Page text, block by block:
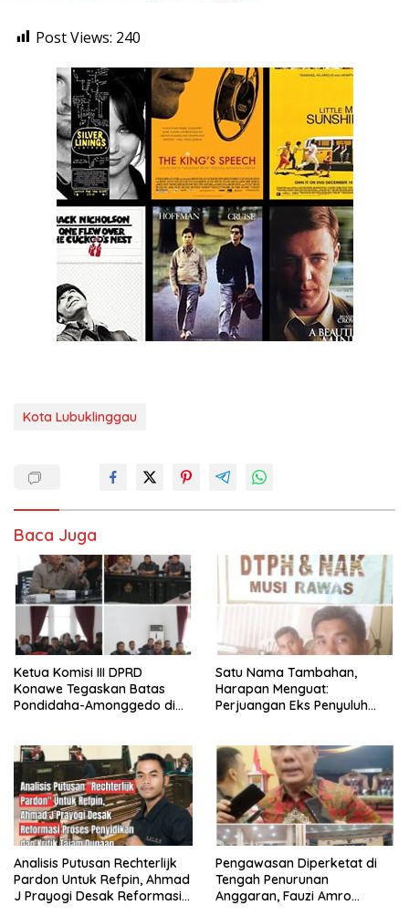
Post Views: 240
Kota Lubuklinggau
Baca Juga
Ketua Komisi III DPRD
Konawe Tegaskan Batas
Pondidaha-Amonggedo di
Satu Nama Tambahan,
Harapan Menguat:
Perjuangan Eks Penyuluh
Analisis Putusan Rechterlijk
Pardon Untuk Refpin, Ahmad
J Prayogi Desak Reformasi
Pengawasan Diperketat di
Tengah Penurunan
Anggaran, Fauzi Amro